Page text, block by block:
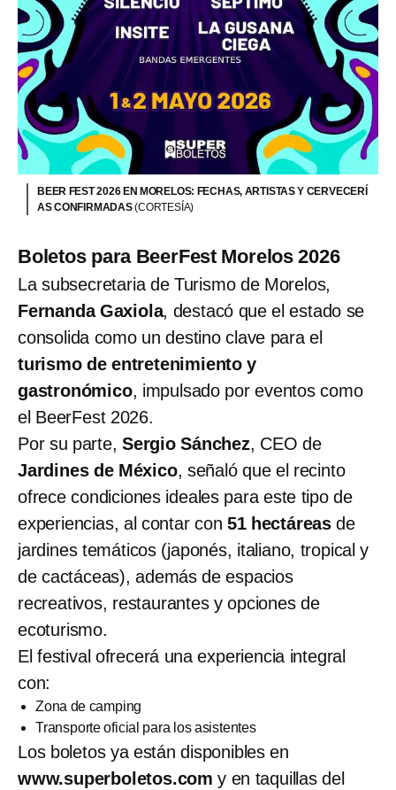
BEER FEST 2026 EN MORELOS: FECHAS, ARTISTAS Y CERVECERÍ
AS CONFIRMADAS(CORTESÍA)
Boletos para BeerFest Morelos 2026
La subsecretaria de Turismo de Morelos,
Fernanda Gaxiola, destacó que el estado se
consolida como un destino clave para el
turismo de entretenimiento y
gastronómico, impulsado por eventos como
el BeerFest 2026.
Por su parte, Sergio Sánchez, CEO de
Jardines de México, señaló que el recinto
ofrece condiciones ideales para este tipo de
experiencias, al contar con 51 hectáreas de
jardines temáticos (japonés, italiano, tropical y
de cactáceas), además de espacios
recreativos, restaurantes y opciones de
ecoturismo.
El festival ofrecerá una experiencia integral
con:
Zona de camping
Transporte oficial para los asistentes
Los boletos ya están disponibles en
www.superboletos.com y en taquillas del